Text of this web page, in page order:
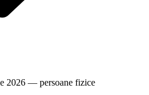
2026 — persoane fizice